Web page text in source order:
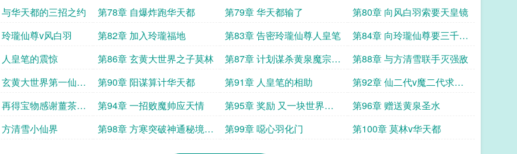
都
瓏福地吧
第77章 与华天都的三招之约
第78章 自爆炸跑华天都 第79章 华天都输了
第80章 向风白羽索要天皇镜
第81章 玲瓏仙尊v风白羽
第82章 加入玲瓏福地 第83章 告密玲瓏仙尊人皇笔
第84章 向玲瓏仙尊要三千大
道修炼
第85章 人皇笔的震惊 第86章 玄黄大世界之子莫林
第87章 计划谋杀黄泉魔宗苏
秀衣
第88章 与方清雪联手灭强敌
第90章 阳谋算计华天都 第91章 人皇笔的相助
第92章 仙二代v魔二代求首
订
得宝物感谢薑茶女
第94章 一招败魔帅应天情
第95章 奖励 又一块世界之
树碎屑
第96章 赠送黄泉圣水
清雪小仙界
第98章 方寒突破神通秘境的
第99章 噁心羽化门 第100章 莫林v华天都